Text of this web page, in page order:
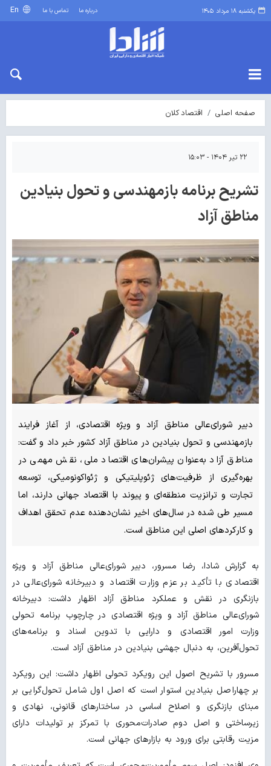
یکشنبه ۱۸ مرداد ۱۴۰۵ درباره ما تماس با ما
صفحه اصلی اقتصاد کلان
۲۲ تیر ۱۴۰۴ - ۱۵:۰۳
تشریح برنامه بازمهندسی و تحول بنیادین
مناطق آزاد
دبیر شورای‌عالی مناطق آزاد و ویژه اقتصادی، از آغاز فرایند
بازمهندسی و تحول بنیادین در مناطق آزاد کشور خبر داد و گفت:
مناطق آزاد به‌عنوان پیشران‌های اقتصاد ملی، نقش مهمی در
بهره‌گیری از ظرفیت‌های ژئوپلیتیکی و ژئواکونومیکی، توسعه
تجارت و ترانزیت منطقه‌ای و پیوند با اقتصاد جهانی دارند، اما
مسیر طی شده در سال‌های اخیر نشان‌دهنده عدم تحقق اهداف
و کارکردهای اصلی این مناطق است.
به گزارش شادا، رضا مسرور، دبیر شورای‌عالی مناطق آزاد و ویژه
اقتصادی با تأکید بر عزم وزارت اقتصاد و دبیرخانه شورای‌عالی در
بازنگری در نقش و عملکرد مناطق آزاد اظهار داشت: دبیرخانه
شورای‌عالی مناطق آزاد و ویژه اقتصادی در چارچوب برنامه تحولی
وزارت امور اقتصادی و دارایی با تدوین اسناد و برنامه‌های
تحول‌آفرین، به دنبال جهشی بنیادین در مناطق آزاد است.
مسرور با تشریح اصول این رویکرد تحولی اظهار داشت: این رویکرد
بر چهاراصل بنیادین استوار است که اصل اول شامل تحول‌گرایی بر
مبنای بازنگری و اصلاح اساسی در ساختارهای قانونی، نهادی و
زیرساختی و اصل دوم صادرات‌محوری با تمرکز بر تولیدات دارای
مزیت رقابتی برای ورود به بازارهای جهانی است.